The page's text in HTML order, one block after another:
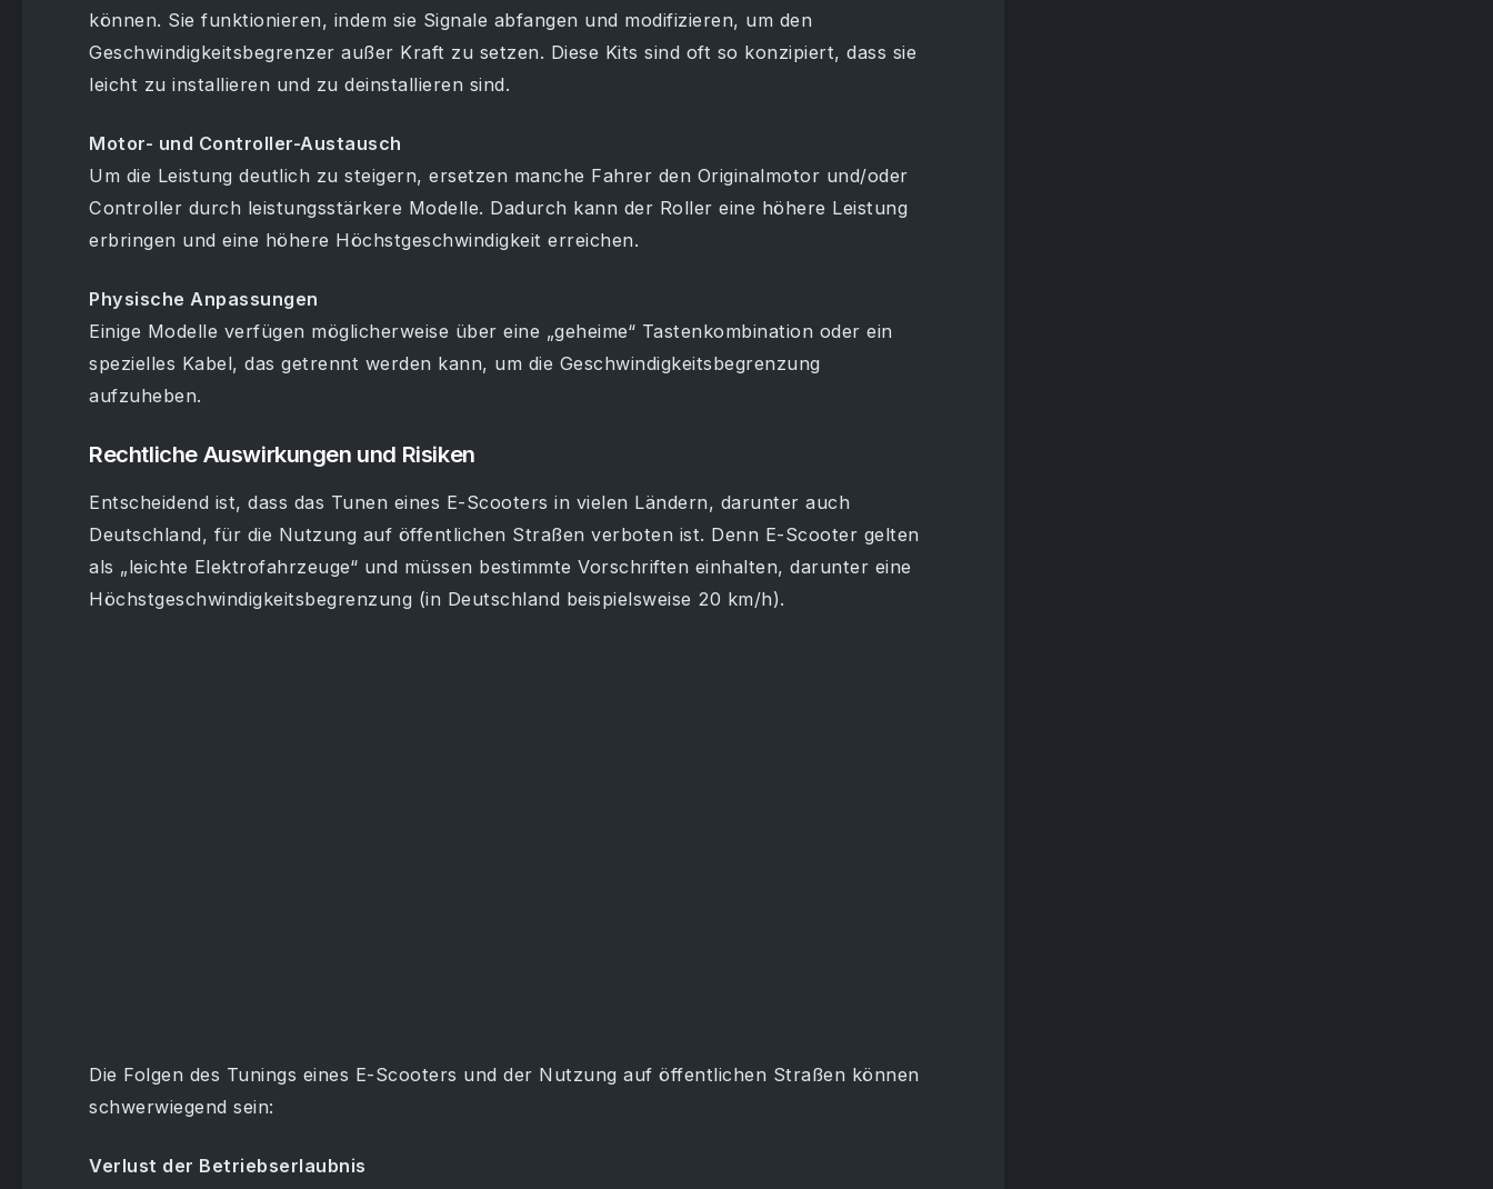
können. Sie funktionieren, indem sie Signale abfangen und modifizieren, um den
Geschwindigkeitsbegrenzer außer Kraft zu setzen. Diese Kits sind oft so konzipiert, dass sie
leicht zu installieren und zu deinstallieren sind.
Motor- und Controller-Austausch
Um die Leistung deutlich zu steigern, ersetzen manche Fahrer den Originalmotor und/oder
Controller durch leistungsstärkere Modelle. Dadurch kann der Roller eine höhere Leistung
erbringen und eine höhere Höchstgeschwindigkeit erreichen.
Physische Anpassungen
Einige Modelle verfügen möglicherweise über eine „geheime“ Tastenkombination oder ein
spezielles Kabel, das getrennt werden kann, um die Geschwindigkeitsbegrenzung
aufzuheben.
Rechtliche Auswirkungen und Risiken
Entscheidend ist, dass das Tunen eines E-Scooters in vielen Ländern, darunter auch
Deutschland, für die Nutzung auf öffentlichen Straßen verboten ist. Denn E-Scooter gelten
als „leichte Elektrofahrzeuge“ und müssen bestimmte Vorschriften einhalten, darunter eine
Höchstgeschwindigkeitsbegrenzung (in Deutschland beispielsweise 20 km/h).
Die Folgen des Tunings eines E-Scooters und der Nutzung auf öffentlichen Straßen können
schwerwiegend sein:
Verlust der Betriebserlaubnis